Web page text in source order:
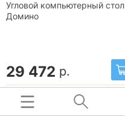
Угловой компьютерный стол
Домино
29 472 р.